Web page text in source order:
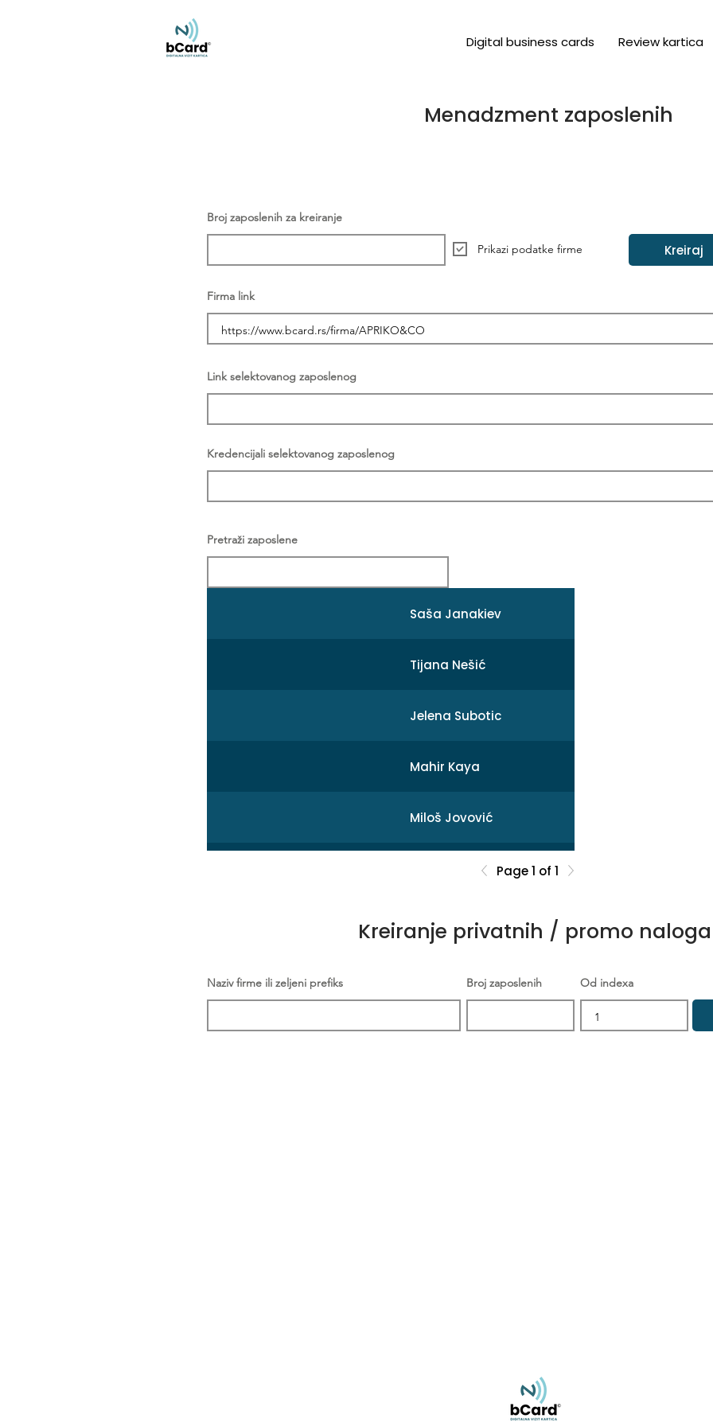
Digital business cards Review kartica
Menadzment zaposlenih
Broj zaposlenih za kreiranje
Prikazi podatke firme Kreiraj
Firma link
Link selektovanog zaposlenog
Kredencijali selektovanog zaposlenog
Pretraži zaposlene
Saša Janakiev
Tijana Nešić
Jelena Subotic
Mahir Kaya
Miloš Jovović
Sonja Broćeta
Page 1 of 1
Kreiranje privatnih / promo naloga
Naziv firme ili zeljeni prefiks Broj zaposlenih Od indexa